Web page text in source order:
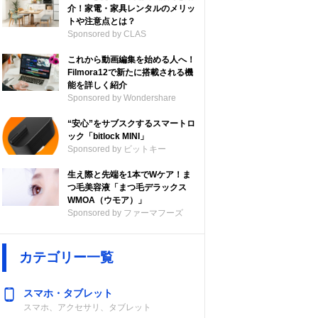
介！家電・家具レンタルのメリッ
トや注意点とは？
Sponsored by CLAS
これから動画編集を始める人へ！
Filmora12で新たに搭載される機
能を詳しく紹介
Sponsored by Wondershare
“安心”をサブスクするスマートロ
ック「bitlock MINI」
Sponsored by ビットキー
生え際と先端を1本でWケア！ま
つ毛美容液「まつ毛デラックス
WMOA（ウモア）」
Sponsored by ファーマフーズ
カテゴリー一覧
スマホ・タブレット
スマホ、アクセサリ、タブレット